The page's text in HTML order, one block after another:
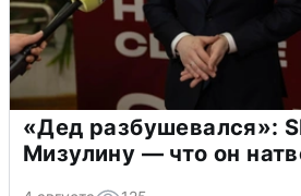
«Дед разбушевался»:
Мизулину — что он